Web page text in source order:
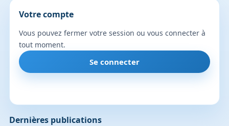
Dernières publications
Votre compte
Vous pouvez fermer votre session ou vous connecter à
tout moment.
Se connecter